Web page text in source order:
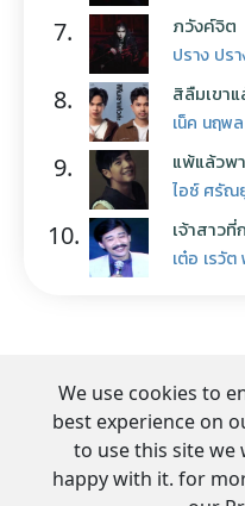
7. ภวังค์จิต
ปราง ปร
8. สิลืมเขาแ
เน็ค นฤพล
9. แพ้แล้วพ
ไอซ์ ศรัณ
10. เจ้าสาว
เต๋อ เรวั
We use cookies to
best experience on
to use this site we
happy with it. for